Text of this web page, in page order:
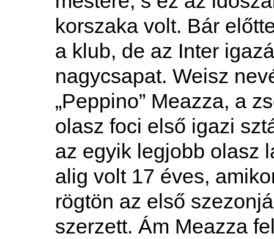
korszaka volt. Bár
a klub, de az Inter
nagycsapat. Weisz
„Peppino” Meazza, a
olasz foci első igazi
az egyik legjobb olasz
alig volt 17 éves,
rögtön az első
szerzett. Ám Meazza